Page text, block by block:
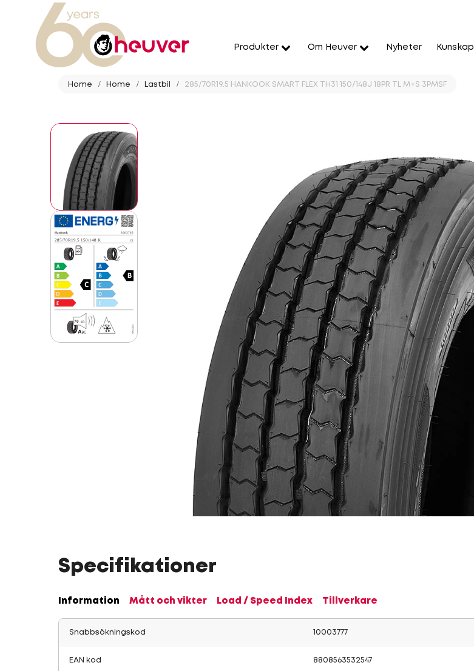
Produkter Om Heuver Nyheter Kunskap
Home Home Lastbil 285/70R19.5 HANKOOK SMART FLEX TH31 150/148J 18PR TL M+S 3PMSF
Specifikationer
Information Mått och vikter Load / Speed Index Tillverkare
Snabbsökningskod 10003777
EAN kod 8808563532547